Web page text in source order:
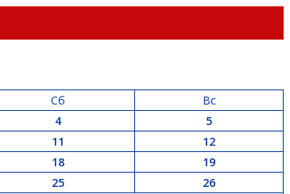
Сб
Вс
4
5
11
12
18
19
25
26